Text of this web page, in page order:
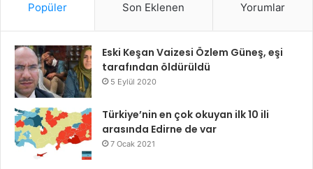
Popüler Son Eklenen Yorumlar
Eski Keşan Vaizesi Özlem Güneş, eşi
tarafından öldürüldü
5 Eylül 2020
Türkiye’nin en çok okuyan ilk 10 ili
arasında Edirne de var
7 Ocak 2021